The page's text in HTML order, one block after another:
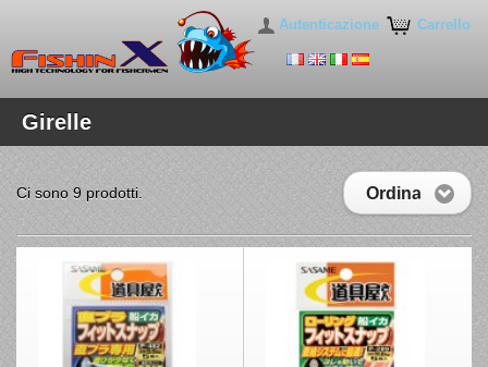
Carrello
Autenticazione
Girelle
Ordina
Ci sono 9 prodotti.